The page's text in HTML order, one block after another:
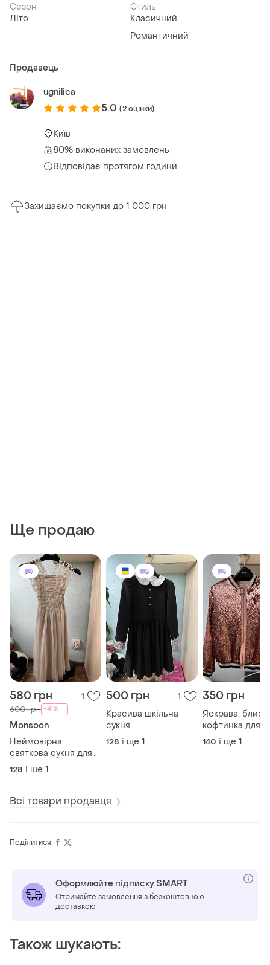
Сезон
Літо
Стиль
Класичний
Романтичний
Продавець
ugnilica
5.0 (2 оцінки)
Київ
80% виконаних замовлень
Відповідає протягом години
Захищаємо покупки до 1 000 грн
Ще продаю
580 грн 1
600 грн -4%
Monsoon
Неймовірна
святкова сукня для
дівчинки
128 і ще 1
500 грн 1
Красива шкільна
сукня
128 і ще 1
350 грн
Яскрава,
кофтинка для
дівчинки
140 і ще 1
Всі товари продавця
Поділитися:
Оформлюйте підписку SMART
Отримайте замовлення з безкоштовною
доставкою
Також шукають: